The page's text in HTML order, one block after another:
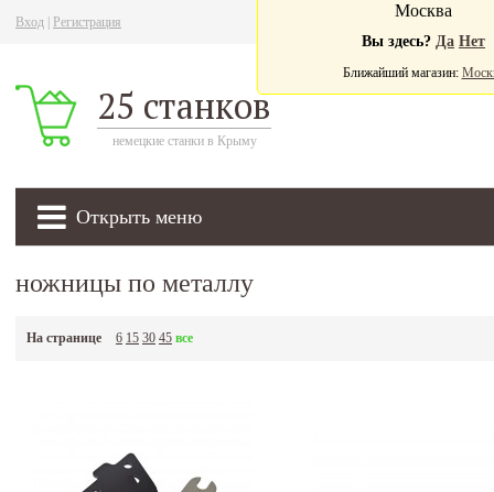
Вход Регистрация
25 станков
немецкие станки в Крыму
Открыть меню
Москва
Вы здесь? Да Нет
Ближайший магазин:
ножницы по металлу
На странице 6 15 30 45 все